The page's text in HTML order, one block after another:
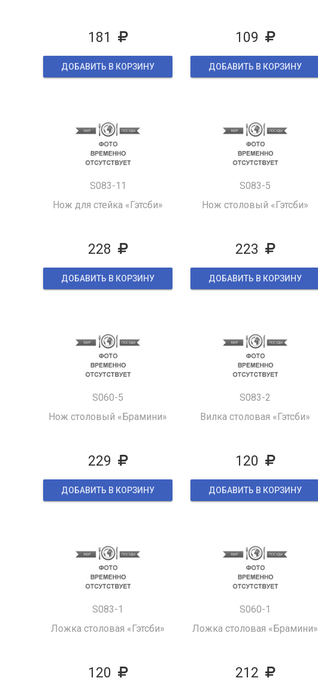
181
ДОБАВИТЬ В КОРЗИНУ
109
ДОБАВИТЬ В КОРЗИНУ
S083-11
Нож для стейка «Гэтсби»
228
ДОБАВИТЬ В КОРЗИНУ
S083-5
Нож столовый «Гэтсби»
223
ДОБАВИТЬ В КОРЗИНУ
S060-5
Нож столовый «Брамини»
229
ДОБАВИТЬ В КОРЗИНУ
S083-2
Вилка столовая «Гэтсби»
120
ДОБАВИТЬ В КОРЗИНУ
S083-1
Ложка столовая «Гэтсби»
120
S060-1
Ложка столовая «Брамини»
212